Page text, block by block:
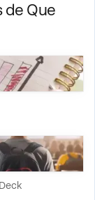
de Que